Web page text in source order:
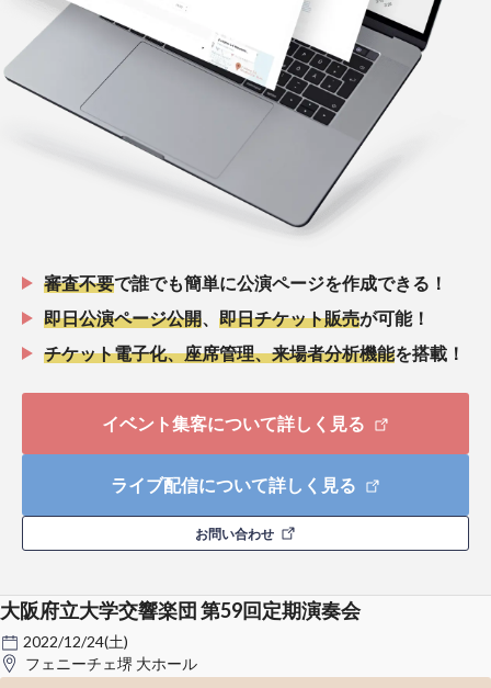
審査不要で誰でも簡単に公演ページを作成できる！
即日公演ページ公開
即日チケット販売が可能！
チケット電子化、座席管理、来場者分析機能を搭載！
イベント集客について詳しく見る
ライブ配信について詳しく見る
お問い合わせ
大阪府立大学交響楽団 第59回定期演奏会
2022/12/24(土)
フェニーチェ堺 大ホール